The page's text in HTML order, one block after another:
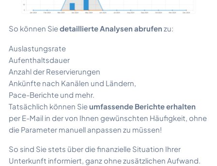
So können Siedetaillierte Analysen abrufen zu:
Auslastungsrate
Aufenthaltsdauer
Anzahl der Reservierungen
Ankünfte nach Kanälen und Ländern,
Pace-Berichte und mehr.
Tatsächlich können Sieumfassende Berichte erhalten
per E-Mail in der von Ihnen gewünschten Häufigkeit, ohne
die Parameter manuell anpassen zu müssen!
So sind Sie stets über die finanzielle Situation Ihrer
Unterkunft informiert, ganz ohne zusätzlichen Aufwand.